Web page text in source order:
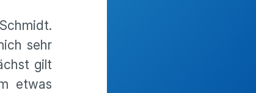
sehr
gilt
etwas